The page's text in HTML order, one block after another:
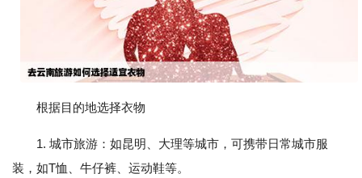
根据目的地选择衣物
1. 城市旅游：如昆明、大理等城市，可携带日常城市服
装，如T恤、牛仔裤、运动鞋等。